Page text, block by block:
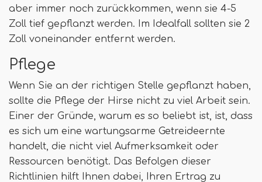
aber immer noch zurückkommen, wenn sie 4-5
Zoll tief gepflanzt werden. Im Idealfall sollten sie 2
Zoll voneinander entfernt werden.
Pflege
Wenn Sie an der richtigen Stelle gepflanzt haben,
sollte die Pflege der Hirse nicht zu viel Arbeit sein.
Einer der Gründe, warum es so beliebt ist, ist, dass
es sich um eine wartungsarme Getreideernte
handelt, die nicht viel Aufmerksamkeit oder
Ressourcen benötigt. Das Befolgen dieser
Richtlinien hilft Ihnen dabei, Ihren Ertrag zu